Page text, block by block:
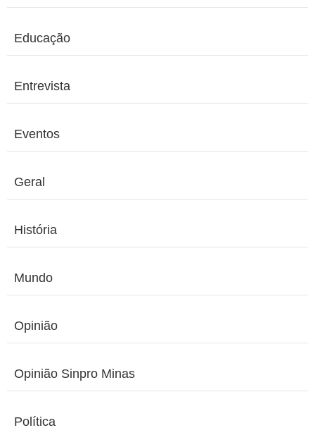
Educação
Entrevista
Eventos
Geral
História
Mundo
Opinião
Opinião Sinpro Minas
Política